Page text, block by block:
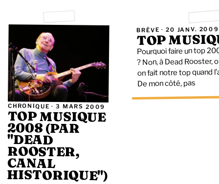
CHRONIQUE ·3 MARS 2009
TOP MUSIQUE
2008 (PAR
"DEAD
ROOSTER,
CANAL
HISTORIQUE")
BRÈVE ·20 JANV. 2009
TOP
Pourquoi faire un top
? Non, à Dead Rooster,
on fait notre top quand
De mon côté, pas